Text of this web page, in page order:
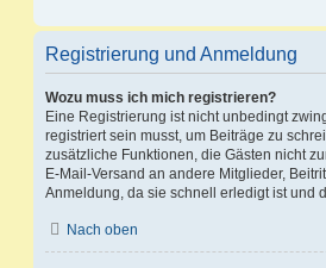
Registrierung und Anmeldung
Wozu muss ich mich registrieren?
Eine Registrierung ist nicht unbedingt
registriert sein musst, um Beiträge zu
zusätzliche Funktionen, die Gästen nicht
E-Mail-Versand an andere Mitglieder,
Anmeldung, da sie schnell erledigt ist und
Nach oben